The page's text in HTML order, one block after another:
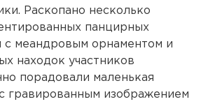
Раскопано несколько
панцирных
с меандровым орнаментом и
находок участников
порадовали маленькая
гравированным изображением